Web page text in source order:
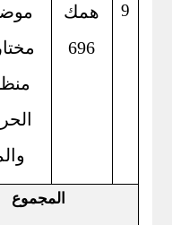
9
همك
696
المجموع